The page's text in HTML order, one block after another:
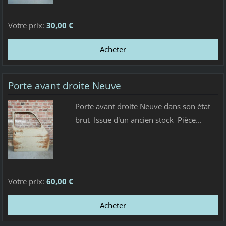
Votre prix: 30,00 €
Porte avant droite Neuve
Porte avant droite Neuve dans son état
brut Issue d'un ancien stock Pièce...
Votre prix: 60,00 €